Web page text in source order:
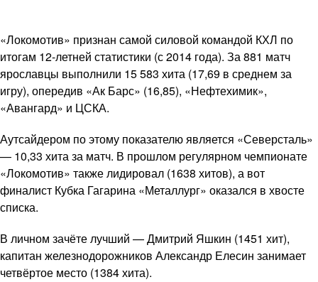
«Локомотив» признан самой силовой командой КХЛ по
итогам 12-летней статистики (с 2014 года). За 881 матч
ярославцы выполнили 15 583 хита (17,69 в среднем за
игру), опередив «Ак Барс» (16,85), «Нефтехимик»,
«Авангард» и ЦСКА.
Аутсайдером по этому показателю является «Северсталь»
— 10,33 хита за матч. В прошлом регулярном чемпионате
«Локомотив» также лидировал (1638 хитов), а вот
финалист Кубка Гагарина «Металлург» оказался в хвосте
списка.
В личном зачёте лучший — Дмитрий Яшкин (1451 хит),
капитан железнодорожников Александр Елесин занимает
четвёртое место (1384 хита).